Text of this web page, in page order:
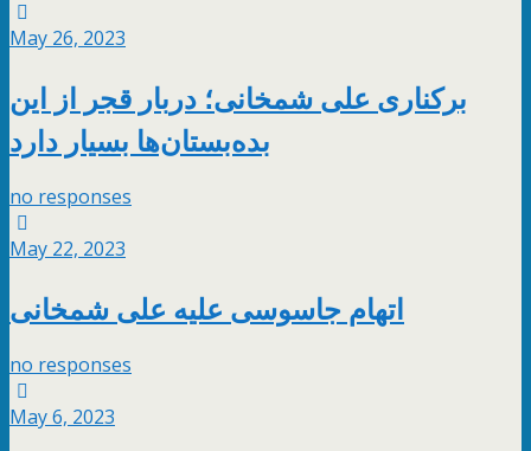
May 26, 2023
برکناری علی شمخانی؛ دربار قجر از این
بده‌بستان‌ها بسیار دارد
no responses
May 22, 2023
اتهام جاسوسی علیه علی شمخانی
no responses
May 6, 2023